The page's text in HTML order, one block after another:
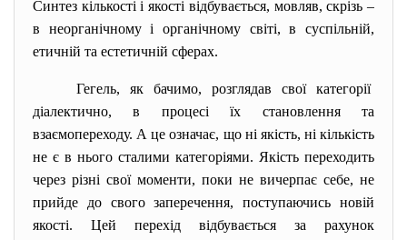
Синтез кількості і якості відбувається, мовляв, скрізь –
в неорганічному і органічному світі, в суспільній,
етичній та естетичній сферах.
Гегель, як бачимо, розглядав свої категорії
діалектично, в процесі їх становлення та
взаємопереходу. А це означає, що ні якість, ні кількість
не є в нього сталими категоріями. Якість переходить
через різні свої моменти, поки не вичерпає себе, не
прийде до свого заперечення, поступаючись новій
якості. Цей перехід відбувається за рахунок